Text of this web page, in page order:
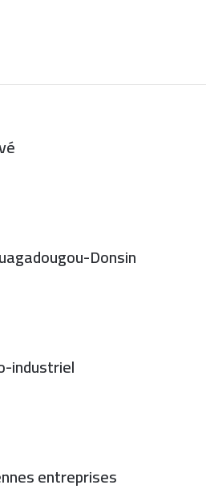
Donsin
industriel
entreprises